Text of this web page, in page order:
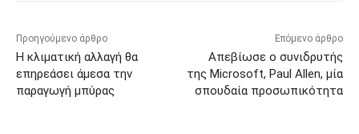
Προηγούμενο άρθρο
Η κλιματική αλλαγή θα
επηρεάσει άμεσα την
παραγωγή μπύρας
Επόμενο άρθρο
Απεβίωσε ο συνιδρυτής
της Microsoft, Paul Allen, μία
σπουδαία προσωπικότητα